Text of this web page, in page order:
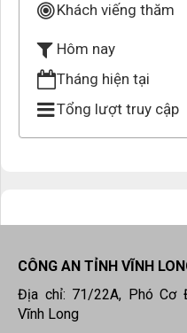
Khách viếng thăm
Hôm nay
Tháng hiện tại
Tổng lượt truy cập
CÔNG AN TỈNH VĨNH
Địa chỉ: 71/22A, Phó Cơ
Vĩnh Long